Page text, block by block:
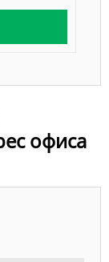
офиса